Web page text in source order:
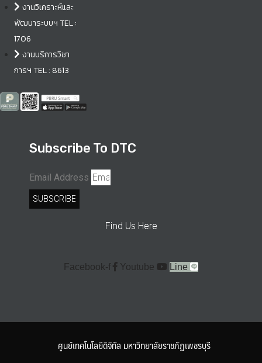
งานวิเคราะห์และ
พัฒนาระบบฯ TEL :
1706
งานบริการวิชา
การฯ TEL : 8613
Subscribe To DTC
Email Address
SUBSCRIBE
Find Us Here
Facebook-f Youtube Line
ศูนย์เทคโนโลยีดิจิทัล มหาวิทยาลัยราชภัฏเพชรบุรี